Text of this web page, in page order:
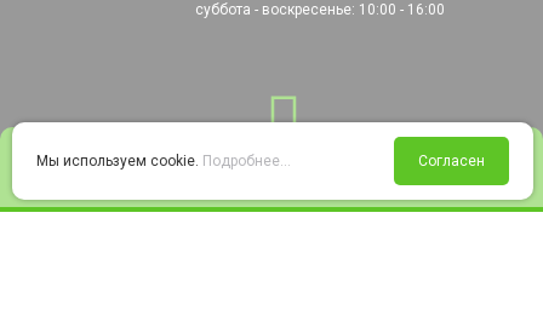
Войти Избранное Корзина
суббота - воскресенье: 10:00 - 16:00
Мы используем cookie. Подробнее... Согласен